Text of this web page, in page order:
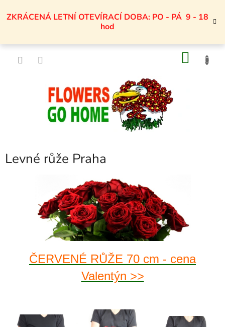
naZKRÁCENÁ LETNÍ OTEVÍRACÍ DOBA: PO - PÁ 9 - 18
hod
Levné růže Praha
ČERVENÉ RŮŽE 70 cm - cena
Valentýn >>